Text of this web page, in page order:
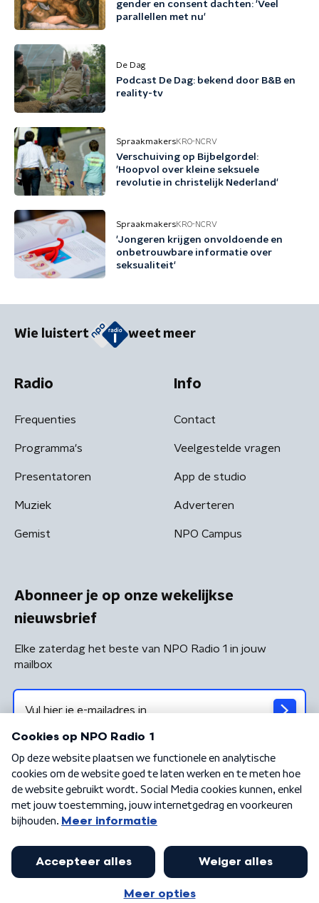
gender en consent dachten: 'Veel
parallellen met nu'
De Dag
Podcast De Dag: bekend door B&B en
reality-tv
SpraakmakersKRO-NCRV
Verschuiving op Bijbelgordel:
'Hoopvol over kleine seksuele
revolutie in christelijk Nederland'
SpraakmakersKRO-NCRV
'Jongeren krijgen onvoldoende en
onbetrouwbare informatie over
seksualiteit'
Wie luistert weet meer
Radio
Frequenties
Programma's
Presentatoren
Muziek
Gemist
Info
Contact
Veelgestelde vragen
App de studio
Adverteren
NPO Campus
Abonneer je op onze wekelijkse
nieuwsbrief
Elke zaterdag het beste van NPO Radio 1 in jouw
mailbox
Algemene voorwaarden